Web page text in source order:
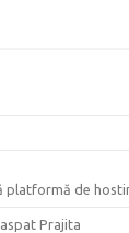
platformă de
Prajita